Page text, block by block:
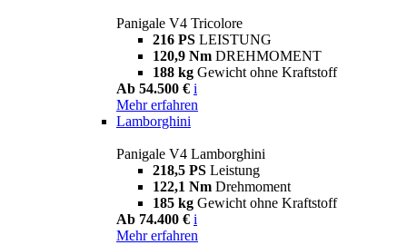
Panigale V4 Tricolore
216 PS LEISTUNG
120,9 Nm DREHMOMENT
188 kg Gewicht ohne Kraftstoff
Ab 54.500 € i
Mehr erfahren
Lamborghini
Panigale V4 Lamborghini
218,5 PS Leistung
122,1 Nm Drehmoment
185 kg Gewicht ohne Kraftstoff
Ab 74.400 € i
Mehr erfahren